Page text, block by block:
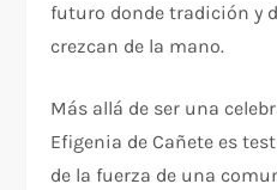
futuro donde tradición y
crezcan de la mano.
Más allá de ser una
Efigenia de Cañete es
de la fuerza de una